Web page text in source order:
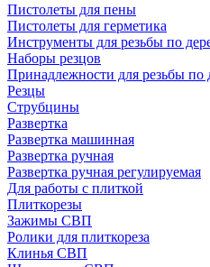
Пистолеты для пены
Пистолеты для герметика
Инструменты для резьбы по
Наборы резцов
Принадлежности для резьбы по
Резцы
Струбцины
Развертка
Развертка машинная
Развертка ручная
Развертка ручная регулируемая
Для работы с плиткой
Плиткорезы
Зажимы СВП
Ролики для плиткореза
Клинья СВП